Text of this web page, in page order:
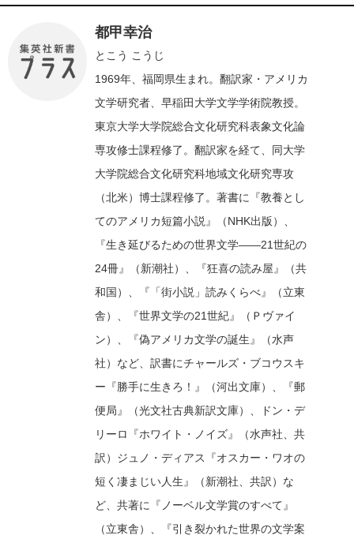
都甲幸治
とこう こうじ
1969年、福岡県生まれ。翻訳家・アメリカ
文学研究者、早稲田大学文学学術院教授。
東京大学大学院総合文化研究科表象文化論
専攻修士課程修了。翻訳家を経て、同大学
大学院総合文化研究科地域文化研究専攻
（北米）博士課程修了。著書に『教養とし
てのアメリカ短篇小説』（NHK出版）、
『生き延びるための世界文学――21世紀の
24冊』（新潮社）、『狂喜の読み屋』（共
和国）、『「街小説」読みくらべ』（立東
舎）、『世界文学の21世紀』（Ｐヴァイ
ン）、『偽アメリカ文学の誕生』（水声
社）など、訳書にチャールズ・ブコウスキ
ー『勝手に生きろ！』（河出文庫）、『郵
便局』（光文社古典新訳文庫）、ドン・デ
リーロ『ホワイト・ノイズ』（水声社、共
訳）ジュノ・ディアス『オスカー・ワオの
短く凄まじい人生』（新潮社、共訳）な
ど、共著に『ノーベル文学賞のすべて』
（立東舎）、『引き裂かれた世界の文学案